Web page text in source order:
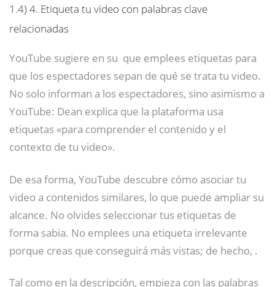
1.4) 4. Etiqueta tu video con palabras clave
relacionadas
YouTube sugiere en su que emplees etiquetas para
que los espectadores sepan de qué se trata tu video.
No solo informan a los espectadores, sino asimismo a
YouTube: Dean explica que la plataforma usa
etiquetas «para comprender el contenido y el
contexto de tu video».
De esa forma, YouTube descubre cómo asociar tu
video a contenidos similares, lo que puede ampliar su
alcance. No olvides seleccionar tus etiquetas de
forma sabia. No emplees una etiqueta irrelevante
porque creas que conseguirá más vistas; de hecho, .
Tal como en la descripción, empieza con las palabras